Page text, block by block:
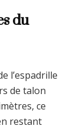
du
l’espadrille
de talon
ce
restant